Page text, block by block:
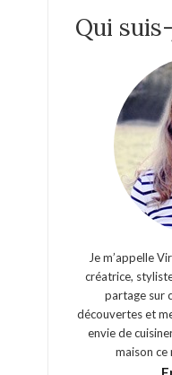
Qui
Je m’appelle
créatrice,
partage sur
découvertes et
envie de
maison ce